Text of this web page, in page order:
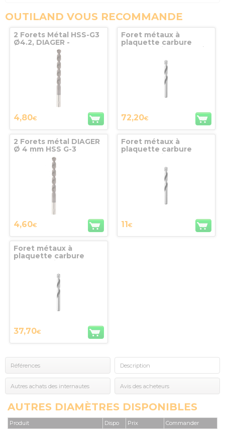
OUTILAND VOUS RECOMMANDE
2 Forets Métal HSS-G3
Ø4.2, DIAGER -
4,80€
Foret métaux à
plaquette carbure
brasée série courte Ø
nominale DIAGER
72,20€
2 Forets métal DIAGER
Ø 4 mm HSS G-3
Multicouche - 702D4
4,60€
Foret métaux à
plaquette carbure
brasée série courte
39 queue nominale
11€
Foret métaux à
plaquette carbure
brasée série courte
114 queue nominale
37,70€
Références Description
Autres achats des internautes Avis des acheteurs
AUTRES DIAMÈTRES DISPONIBLES
Produit Dispo Prix Commander